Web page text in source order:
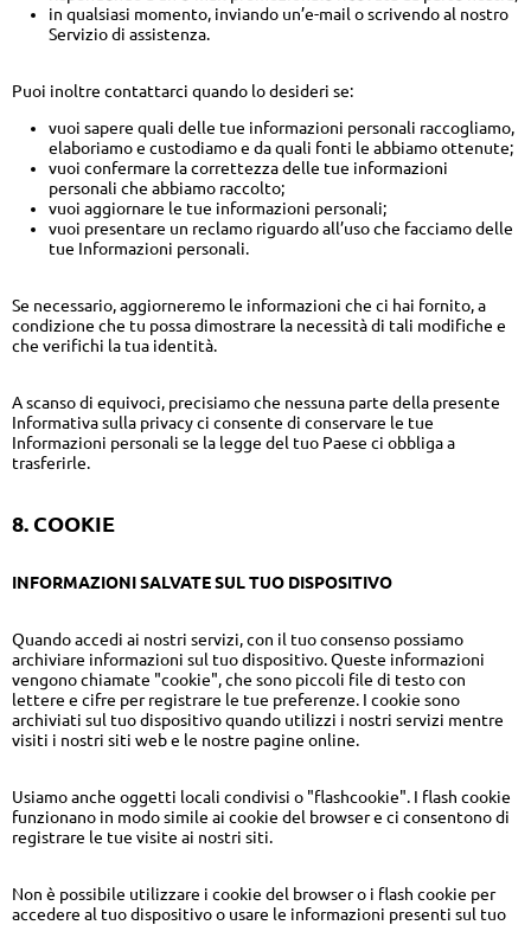
in qualsiasi momento, inviando un’e-mail o scrivendo al nostro
Servizio di assistenza.
Puoi inoltre contattarci quando lo desideri se:
vuoi sapere quali delle tue informazioni personali raccogliamo,
elaboriamo e custodiamo e da quali fonti le abbiamo ottenute;
vuoi confermare la correttezza delle tue informazioni
personali che abbiamo raccolto;
vuoi aggiornare le tue informazioni personali;
vuoi presentare un reclamo riguardo all’uso che facciamo delle
tue Informazioni personali.
Se necessario, aggiorneremo le informazioni che ci hai fornito, a
condizione che tu possa dimostrare la necessità di tali modifiche e
che verifichi la tua identità.
A scanso di equivoci, precisiamo che nessuna parte della presente
Informativa sulla privacy ci consente di conservare le tue
Informazioni personali se la legge del tuo Paese ci obbliga a
trasferirle.
8. COOKIE
INFORMAZIONI SALVATE SUL TUO DISPOSITIVO
Quando accedi ai nostri servizi, con il tuo consenso possiamo
archiviare informazioni sul tuo dispositivo. Queste informazioni
vengono chiamate "cookie", che sono piccoli file di testo con
lettere e cifre per registrare le tue preferenze. I cookie sono
archiviati sul tuo dispositivo quando utilizzi i nostri servizi mentre
visiti i nostri siti web e le nostre pagine online.
Usiamo anche oggetti locali condivisi o "flashcookie". I flash cookie
funzionano in modo simile ai cookie del browser e ci consentono di
registrare le tue visite ai nostri siti.
Non è possibile utilizzare i cookie del browser o i flash cookie per
accedere al tuo dispositivo o usare le informazioni presenti sul tuo